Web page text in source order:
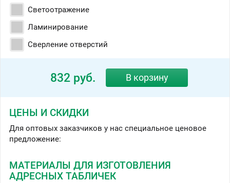
Светоотражение
Ламинирование
Сверление отверстий
832
ЦЕНЫ И СКИДКИ
Для оптовых заказчиков у нас специальное ценовое
предложение:
МАТЕРИАЛЫ ДЛЯ ИЗГОТОВЛЕНИЯ
АДРЕСНЫХ ТАБЛИЧЕК